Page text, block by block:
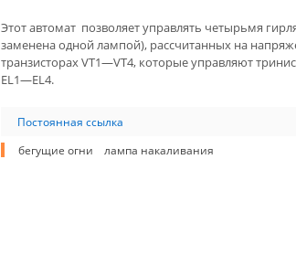
Этот автомат позволяет управлять четырьмя
заменена одной лампой), рассчитанных на
транзисторах VT1—VT4, которые управляют
EL1—EL4.
Постоянная ссылка
бегущие огни
лампа накаливания